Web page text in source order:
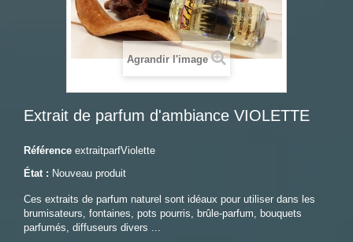
Agrandir l'image
Extrait de parfum d'ambiance VIOLETTE
Référence extraitparfViolette
État : Nouveau produit
Ces extraits de parfum naturel sont idéaux pour utiliser dans les
brumisateurs, fontaines, pots pourris, brûle-parfum, bouquets
parfumés, diffuseurs divers ...